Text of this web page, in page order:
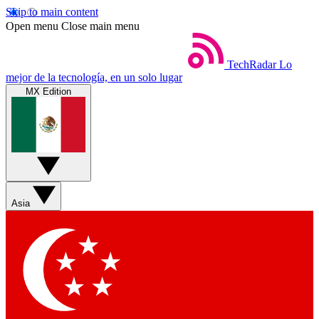
Skip to main content
Open menu Close main menu
TechRadar Lo
mejor de la tecnología, en un solo lugar
MX Edition
Asia